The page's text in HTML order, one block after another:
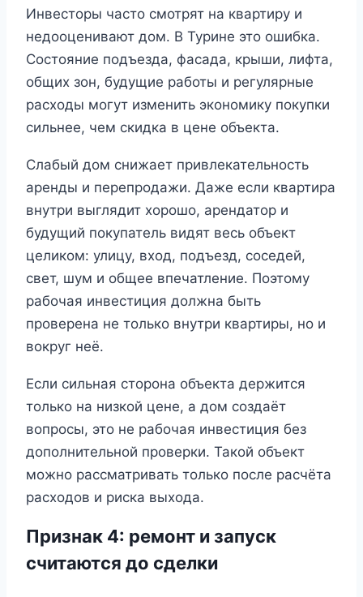
Инвесторы часто смотрят на квартиру и
недооценивают дом. В Турине это ошибка.
Состояние подъезда, фасада, крыши, лифта,
общих зон, будущие работы и регулярные
расходы могут изменить экономику покупки
сильнее, чем скидка в цене объекта.
Слабый дом снижает привлекательность
аренды и перепродажи. Даже если квартира
внутри выглядит хорошо, арендатор и
будущий покупатель видят весь объект
целиком: улицу, вход, подъезд, соседей,
свет, шум и общее впечатление. Поэтому
рабочая инвестиция должна быть
проверена не только внутри квартиры, но и
вокруг неё.
Если сильная сторона объекта держится
только на низкой цене, а дом создаёт
вопросы, это не рабочая инвестиция без
дополнительной проверки. Такой объект
можно рассматривать только после расчёта
расходов и риска выхода.
Признак 4: ремонт и запуск
считаются до сделки